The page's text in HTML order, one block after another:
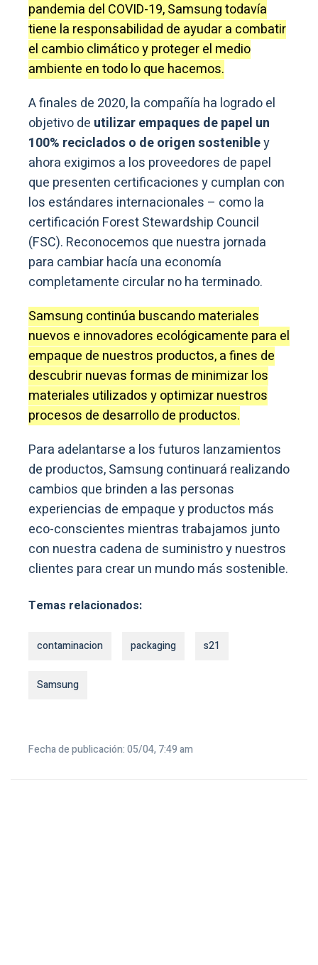
pandemia del COVID-19, Samsung todavía
tiene la responsabilidad de ayudar a combatir
el cambio climático y proteger el medio
ambiente en todo lo que hacemos.
A finales de 2020, la compañía ha logrado el
objetivo de utilizar empaques de papel un
100% reciclados o de origen sostenibley
ahora exigimos a los proveedores de papel
que presenten certificaciones y cumplan con
los estándares internacionales – como la
certificación Forest Stewardship Council
(FSC). Reconocemos que nuestra jornada
para cambiar hacía una economía
completamente circular no ha terminado.
Samsung continúa buscando materiales
nuevos e innovadores ecológicamente para el
empaque de nuestros productos, a fines de
descubrir nuevas formas de minimizar los
materiales utilizados y optimizar nuestros
procesos de desarrollo de productos.
Para adelantarse a los futuros lanzamientos
de productos, Samsung continuará realizando
cambios que brinden a las personas
experiencias de empaque y productos más
eco-conscientes mientras trabajamos junto
con nuestra cadena de suministro y nuestros
clientes para crear un mundo más sostenible.
Temas relacionados:
contaminacion packaging s21
Samsung
Fecha de publicación: 05/04, 7:49 am